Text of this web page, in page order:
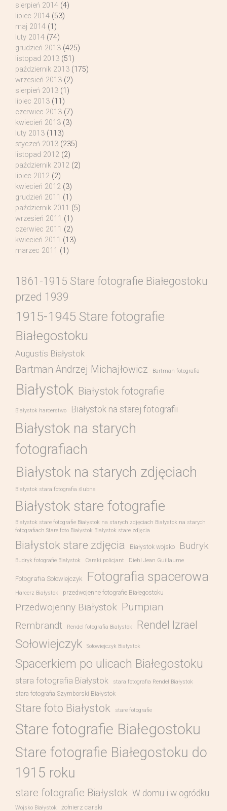
sierpień 2014 (4)
lipiec 2014 (53)
maj 2014 (1)
luty 2014 (74)
grudzień 2013 (425)
listopad 2013 (51)
październik 2013 (175)
wrzesień 2013 (2)
sierpień 2013 (1)
lipiec 2013 (11)
czerwiec 2013 (7)
kwiecień 2013 (3)
luty 2013 (113)
styczeń 2013 (235)
listopad 2012 (2)
październik 2012 (2)
lipiec 2012 (2)
kwiecień 2012 (3)
grudzień 2011 (1)
październik 2011 (5)
wrzesień 2011 (1)
czerwiec 2011 (2)
kwiecień 2011 (13)
marzec 2011 (1)
1861-1915 Stare fotografie Białegostoku
przed 1939
1915-1945 Stare fotografie
Białegostoku
Augustis Białystok
Bartman Andrzej Michajłowicz Bartman fotografia
Białystok Białystok fotografie
Białystok harcerstwo Białystok na starej fotografii
Białystok na starych
fotografiach
Białystok na starych zdjęciach
Białystok stara fotografia ślubna
Białystok stare fotografie
Białystok stare fotografie Białystok na starych zdjęciach Białystok na starych
fotografiach Stare foto Białystok Białystok stare zdjęcia
Białystok stare zdjęcia Białystok wojsko Budryk
Budryk fotografie Białystok Carski policjant Diehl Jean Guillaume
Fotografia Sołowiejczyk Fotografia spacerowa
Harcerz Białystok przedwojenne fotografie Białegostoku
Przedwojenny Białystok Pumpian
Rembrandt Rendel fotografia Bialystok Rendel Izrael
Sołowiejczyk Sołowiejczyk Białystok
Spacerkiem po ulicach Białegostoku
stara fotografia Białystok stara fotografia Rendel Białystok
stara fotografia Szymborski Białystok
Stare foto Białystok stare fotografie
Stare fotografie Białegostoku
Stare fotografie Białegostoku do
1915 roku
stare fotografie Białystok W domu i w ogródku
Wojsko Białystok żołnierz carski